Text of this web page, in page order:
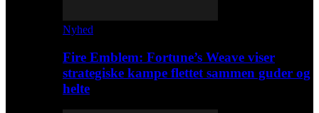
Nyhed
Fire Emblem: Fortune’s Weave viser
strategiske kampe flettet sammen guder og
helte